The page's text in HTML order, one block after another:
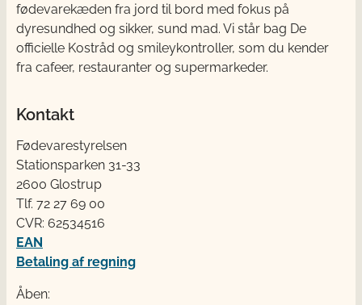
fødevarekæden fra jord til bord med fokus på
dyresundhed og sikker, sund mad. Vi står bag De
officielle Kostråd og smileykontroller, som du kender
fra cafeer, restauranter og supermarkeder.
Kontakt
Fødevarestyrelsen
Stationsparken 31-33
2600 Glostrup
Tlf. 72 2​​​7 69 00
CVR: 62534516
EAN
Betaling af regning
Åben: